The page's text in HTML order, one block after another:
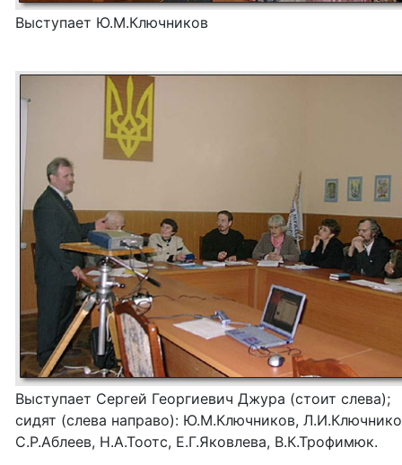
Выступает Ю.М.Ключников
Выступает Сергей Георгиевич Джура (стоит слева);
сидят (слева направо): Ю.М.Ключников,
С.Р.Аблеев, Н.А.Тоотс, Е.Г.Яковлева, В.К.Трофимюк.